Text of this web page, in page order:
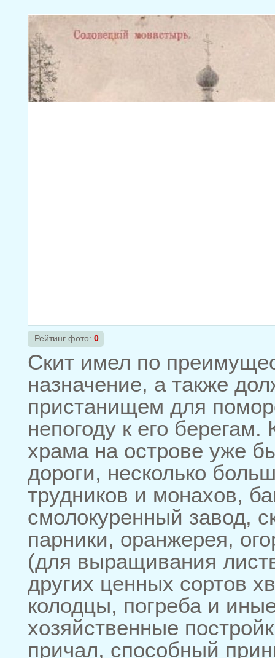
Рейтинг фото: 0
Скит имел по
назначение, а также
пристанищем для
непогоду к его
храма на острове уже
дороги, несколько
трудников и монахов,
смолокуренный завод,
парники, оранжерея,
(для выращивания
других ценных сортов
колодцы, погреба и
хозяйственные
причал, способный